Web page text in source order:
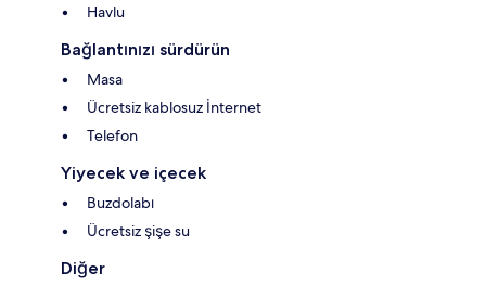
Havlu
Bağlantınızı sürdürün
Masa
Ücretsiz kablosuz İnternet
Telefon
Yiyecek ve içecek
Buzdolabı
Ücretsiz şişe su
Diğer